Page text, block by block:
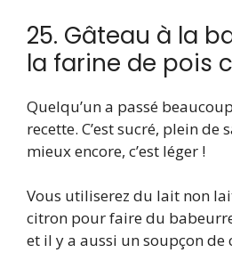
25. Gâteau à la
la farine de pois
Quelqu’un a passé
recette. C’est sucré, plein de
mieux encore, c’est léger !
Vous utiliserez du lait non
citron pour faire du
et il y a aussi un soupçon de